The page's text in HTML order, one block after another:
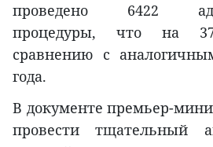
проведено 6422
процедуры, что на
сравнению с
года.
В документе премьер-
провести тщательный